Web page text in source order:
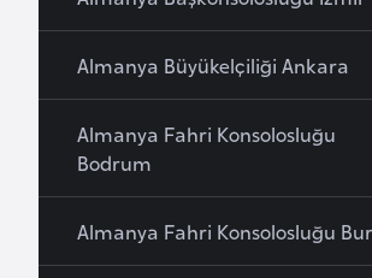
Almanya Büyükelçiliği Ankara
Almanya Fahri Konsolosluğu
Bodrum
Almanya Fahri Konsolosluğu
y
e